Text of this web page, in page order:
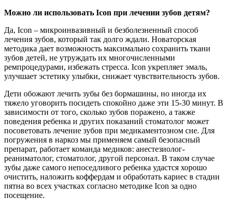
Можно ли использовать Icon при лечении зубов детям?
Да, Icon – микроинвазивный и безболезненный способ
лечения зубов, который так долго ждали. Новаторская
методика дает возможность максимально сохранить ткани
зубов детей, не утруждать их многочисленными
ремпроцедурами, избежать стресса. Icon укрепляет эмаль,
улучшает эстетику улыбки, снижает чувствительность зубов.
Дети обожают лечить зубы без бормашины, но иногда их
тяжело уговорить посидеть спокойно даже эти 15-30 минут. В
зависимости от того, сколько зубов поражено, а также
поведения ребенка и других показаний стоматолог может
посоветовать лечение зубов при медикаментозном сне. Для
погружения в наркоз мы применяем самый безопасный
препарат, работает команда медиков: анестезиолог-
реаниматолог, стоматолог, другой персонал. В таком случае
зубы даже самого непоседливого ребенка удастся хорошо
очистить, наложить коффердам и обработать кариес в стадии
пятна во всех участках согласно методике Icon за одно
посещение.